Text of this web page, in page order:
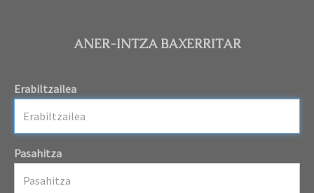
ANER-INTZA BAXERRITAR
Erabiltzailea
Pasahitza